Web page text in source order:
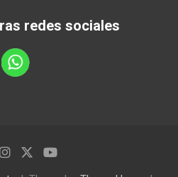
redes sociales